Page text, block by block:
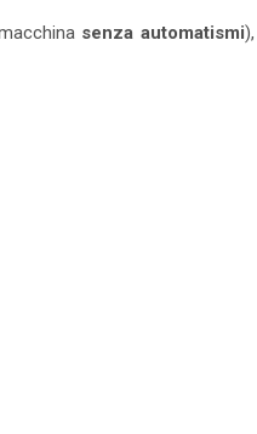
senza automatismi